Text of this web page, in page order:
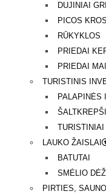
DUJINIAI
PICOS
RŪKYKLOS
PRIEDAI
PRIEDAI
TURISTINIS
PALAPINĖS
TURISTINIAI
LAUKO ŽAISLAI
BATUTAI
SMĖLIO
PIRTIES,